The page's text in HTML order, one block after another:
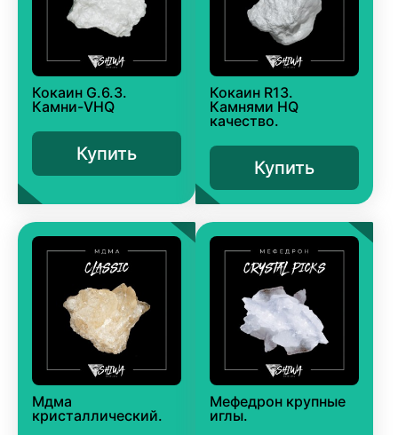
Кокаин G.6.3.
Камни-VHQ
Купить
Кокаин R13.
Камнями HQ
качество.
Купить
Мдма
кристаллический.
Мефедрон крупные
иглы.